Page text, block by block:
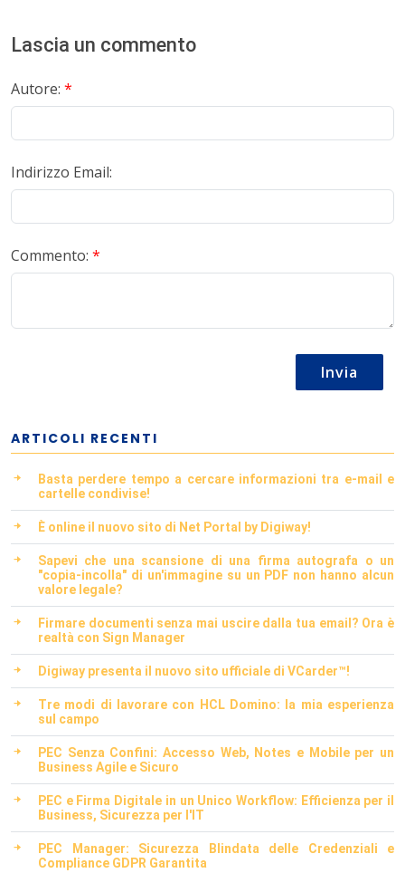
Lascia un commento
Autore: *
Indirizzo Email:
Commento: *
Invia
ARTICOLI RECENTI
Basta perdere tempo a cercare informazioni tra e-mail e
cartelle condivise!
È online il nuovo sito di Net Portal by Digiway!
Sapevi che una scansione di una firma autografa o un
"copia-incolla" di un'immagine su un PDF non hanno alcun
valore legale?
Firmare documenti senza mai uscire dalla tua email? Ora è
realtà con Sign Manager
Digiway presenta il nuovo sito ufficiale di VCarder™!
Tre modi di lavorare con HCL Domino: la mia esperienza
sul campo
PEC Senza Confini: Accesso Web, Notes e Mobile per un
Business Agile e Sicuro
PEC e Firma Digitale in un Unico Workflow: Efficienza per il
Business, Sicurezza per l'IT
PEC Manager: Sicurezza Blindata delle Credenziali e
Compliance GDPR Garantita